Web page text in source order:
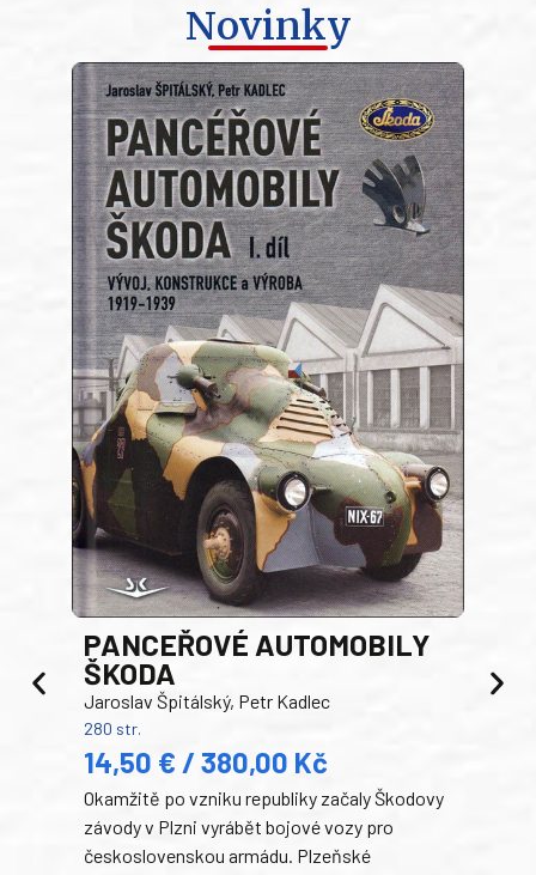
Novinky
PANCEŘOVÉ AUTOMOBILY
ŠKODA
Jaroslav Špitálský, Petr Kadlec
280 str.
14,50 € / 380,00 Kč
Okamžitě po vzniku republiky začaly Škodovy
závody v Plzni vyrábět bojové vozy pro
československou armádu. Plzeňské